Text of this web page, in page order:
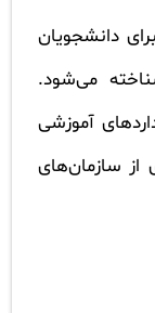
دانشجویان
می‌شود.
آموزشی
از سازمان‌های